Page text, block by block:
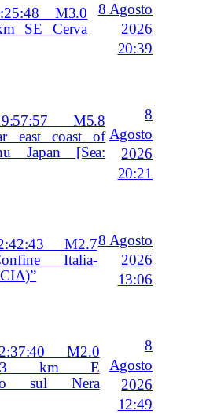
M3.0
SE Cerva
8 Agosto
2026
20:39
M5.8
east coast of
Japan [Sea:
8
Agosto
2026
20:21
M2.7
Italia-
8 Agosto
2026
13:06
M2.0
“3 km E
sul Nera
8
Agosto
2026
12:49